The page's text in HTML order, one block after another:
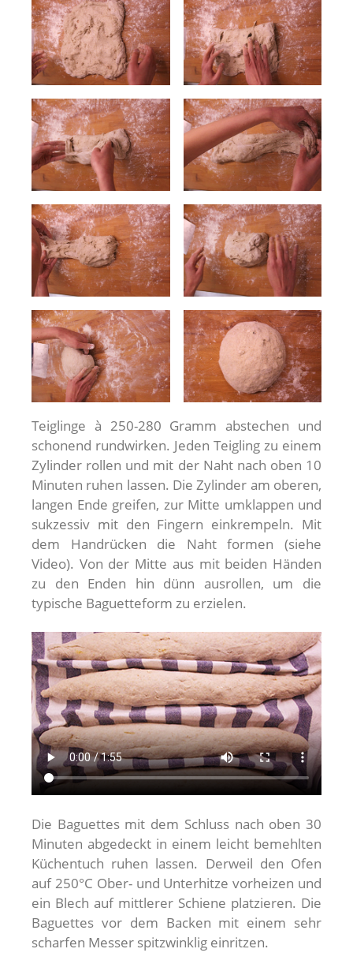
Teiglinge à 250-280 Gramm abstechen und
schonend rundwirken. Jeden Teigling zu einem
Zylinder rollen und mit der Naht nach oben 10
Minuten ruhen lassen. Die Zylinder am oberen,
langen Ende greifen, zur Mitte umklappen und
sukzessiv mit den Fingern einkrempeln. Mit
dem Handrücken die Naht formen (siehe
Video). Von der Mitte aus mit beiden Händen
zu den Enden hin dünn ausrollen, um die
typische Baguetteform zu erzielen.
Die Baguettes mit dem Schluss nach oben 30
Minuten abgedeckt in einem leicht bemehlten
Küchentuch ruhen lassen. Derweil den Ofen
auf 250°C Ober- und Unterhitze vorheizen und
ein Blech auf mittlerer Schiene platzieren. Die
Baguettes vor dem Backen mit einem sehr
scharfen Messer spitzwinklig einritzen.